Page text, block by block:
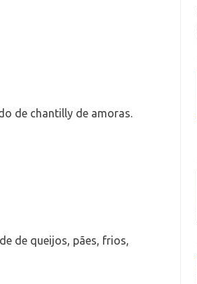
de chantilly de amoras.
de queijos, pães, frios,